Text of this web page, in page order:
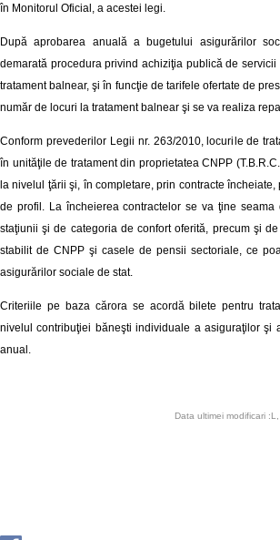
în Monitorul Oficial, a acestei legi.
După aprobarea anuală a bugetului asigurărilor
demarată procedura privind achiziţia publică de
tratament balnear, şi în funcţie de tarifele ofertate de
număr de locuri la tratament balnear şi se va realiza
Conform prevederilor Legii nr. 263/2010, locurile de
în unităţile de tratament din proprietatea CNPP
la nivelul ţării şi, în completare, prin contracte încheiate,
de profil. La încheierea contractelor se va ţine
staţiunii şi de categoria de confort oferită, precum şi
stabilit de CNPP şi casele de pensii sectoriale, ce
asigurărilor sociale de stat.
Criteriile pe baza cărora se acordă bilete pentru
nivelul contribuţiei băneşti individuale a asiguraţilor şi
anual.
Data ultimei modificari